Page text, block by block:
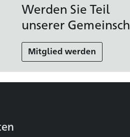
Werden Sie Teil
unserer
Mitglied werden